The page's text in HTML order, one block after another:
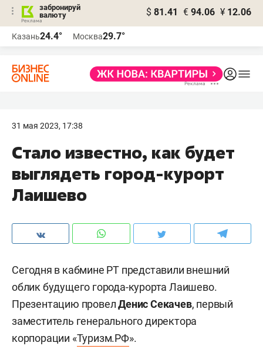
забронируй
валюту
$ 81.41 € 94.06 ¥ 12.06
Казань24.4° Москва29.7°
31 мая 2023, 17:38
Стало известно, как будет
выглядеть город-курорт
Лаишево
Сегодня в кабмине РТ представили внешний
облик будущего города-курорта Лаишево.
Презентацию провелДенис Секачев, первый
заместитель генерального директора
корпорации «Туризм.РФ».